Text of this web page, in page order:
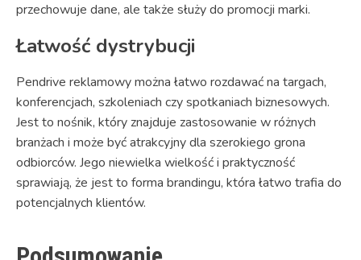
przechowuje dane, ale także służy do promocji marki.
Łatwość dystrybucji
Pendrive reklamowy można łatwo rozdawać na targach,
konferencjach, szkoleniach czy spotkaniach biznesowych.
Jest to nośnik, który znajduje zastosowanie w różnych
branżach i może być atrakcyjny dla szerokiego grona
odbiorców. Jego niewielka wielkość i praktyczność
sprawiają, że jest to forma brandingu, która łatwo trafia do
potencjalnych klientów.